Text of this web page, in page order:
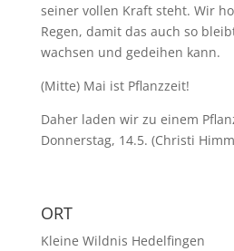
seiner vollen Kraft steht. Wir
Regen, damit das auch so
wachsen und gedeihen kann.
(Mitte) Mai ist Pflanzzeit!
Daher laden wir zu einem
Donnerstag, 14.5. (Christi
ORT
Kleine Wildnis Hedelfingen